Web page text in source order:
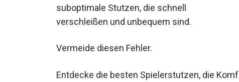
suboptimale Stutzen, die schnell
verschleißen und unbequem sind.
Vermeide diesen Fehler.
Entdecke die besten Spielerstutzen, die